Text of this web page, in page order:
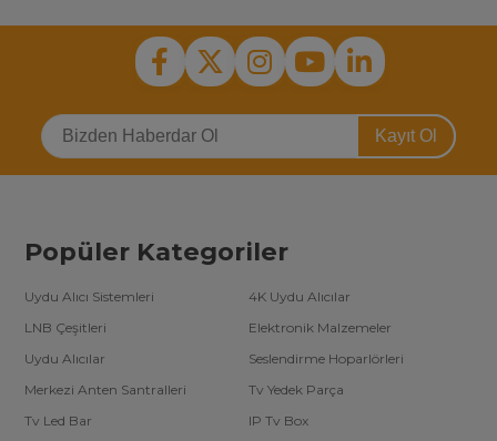
Kayıt Ol
Popüler Kategoriler
Uydu Alıcı Sistemleri
4K Uydu Alıcılar
LNB Çeşitleri
Elektronik Malzemeler
Uydu Alıcılar
Seslendirme Hoparlörleri
Merkezi Anten Santralleri
Tv Yedek Parça
Tv Led Bar
IP Tv Box